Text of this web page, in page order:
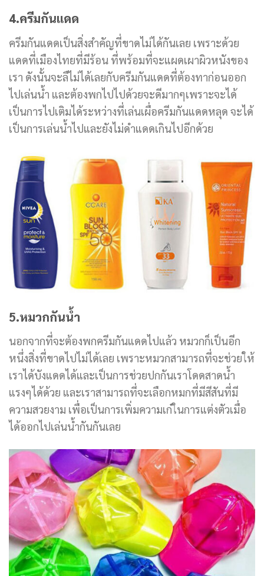
4.ครีมกันแดด
ครีมกันแดดเป็นสิ่งสำคัญที่ขาดไม่ได้กันเลย เพราะด้วย
แดดที่เมืองไทยที่มีร้อน ที่พร้อมที่จะแผดเผาผิวหนังของ
เรา ดังนั้นจะลืไม่ได้เลยกับครีมกันแดดที่ต้องทาก่อนออก
ไปเล่นน้ำ และต้องพกไปไปด้วยจะดีมากๆเพราะจะได้
เป็นการไปเติมได้ระหว่างที่เล่นเผื่อครีมกันแดดหลุด จะได้
เป็นการเล่นน้ำไปและยังไม่ดำแดดเกินไปอีกด้วย
5.หมวกกันน้ำ
นอกจากที่จะต้องพกครีมกันแดดไปแล้ว หมวกก็เป็นอีก
หนึ่งสิ่งที่ขาดไปไม่ได้เลย เพราะหมวกสามารถที่จะช่วยให้
เราได้บังแดดได้และเป็นการช่วยปกกันเราโดดสาดน้ำ
แรงๆได้ด้วย และเราสามารถที่จะเลือกหมกที่มีสีสันที่มี
ความสวยงาม เพื่อเป็นการเพิ่มความเก๋ในการแต่งตัวเมื่อ
ได้ออกไปเล่นน้ำกันกันเลย